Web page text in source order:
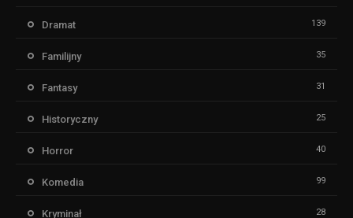
Dramat 139
Familijny 35
Fantasy 31
Historyczny 25
Horror 40
Komedia 99
Kryminał 28